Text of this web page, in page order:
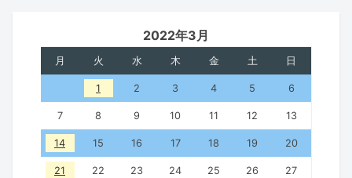
2022年3月
月 火 水 木 金 土 日
1 2 3 4 5 6
7 8 9 10 11 12 13
14 15 16 17 18 19 20
21 22 23 24 25 26 27